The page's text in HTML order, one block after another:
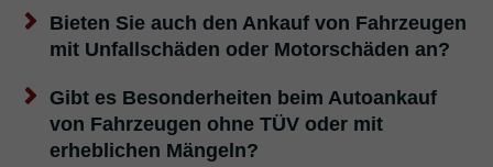
Bieten Sie auch den Ankauf von Fahrzeugen
mit Unfallschäden oder Motorschäden an?
Gibt es Besonderheiten beim Autoankauf
von Fahrzeugen ohne TÜV oder mit
erheblichen Mängeln?